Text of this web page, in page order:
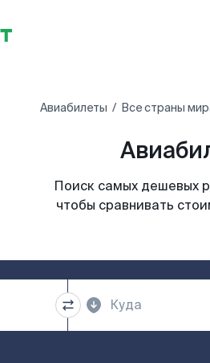
Авиабилеты Все страны
Поиск самых дешевых
чтобы сравнивать